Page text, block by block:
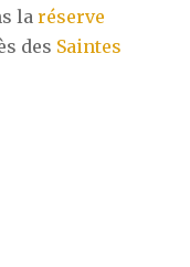
la réserve
des Saintes